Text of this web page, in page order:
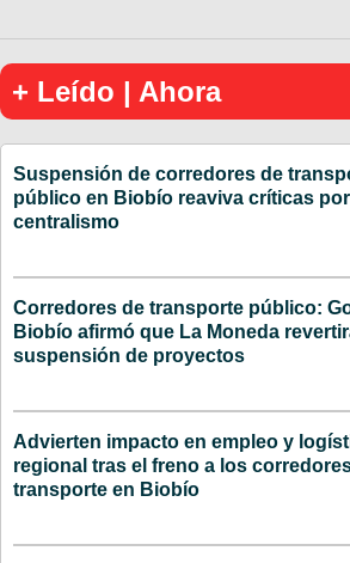
+ Leído | Ahora
Suspensión de corredores de
público en Biobío reaviva críticas por
centralismo
Corredores de transporte público:
Biobío afirmó que La Moneda
suspensión de proyectos
Advierten impacto en empleo y
regional tras el freno a los
transporte en Biobío